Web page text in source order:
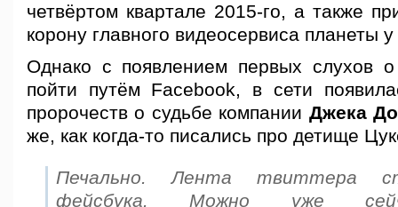
четвёртом квартале 2015-го, а также
корону главного видеосервиса планеты
Однако с появлением первых слухов о
пойти путём Facebook, в сети
пророчеств о судьбе компании Джека
же, как когда-то писались про детище
Печально. Лента твиттера
фейсбука. Можно уже